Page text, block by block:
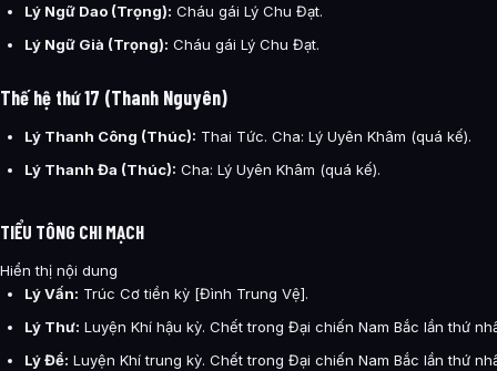
Lý Ngữ Dao (Trọng): Cháu gái Lý Chu Đạt.
Lý Ngữ Già (Trọng): Cháu gái Lý Chu Đạt.
Thế hệ thứ 17 (Thanh Nguyên)
Lý Thanh Công (Thúc): Thai Tức. Cha: Lý Uyên Khâm (quá kế).
Lý Thanh Đa (Thúc): Cha: Lý Uyên Khâm (quá kế).
TIỂU TÔNG CHI MẠCH
Hiển thị nội dung
Lý Vấn: Trúc Cơ tiền kỳ [Đình Trung Vệ].
Lý Thư: Luyện Khí hậu kỳ. Chết trong Đại chiến Nam Bắc lần thứ
Lý Để: Luyện Khí trung kỳ. Chết trong Đại chiến Nam Bắc lần thứ